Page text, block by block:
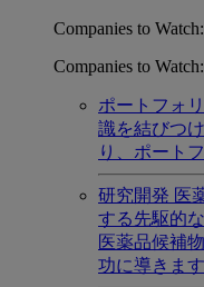
Companies to
Companies to
ポートフォ
識を結びつ
り、ポート
研究開発 医
する先駆的
医薬品候補
功に導きます